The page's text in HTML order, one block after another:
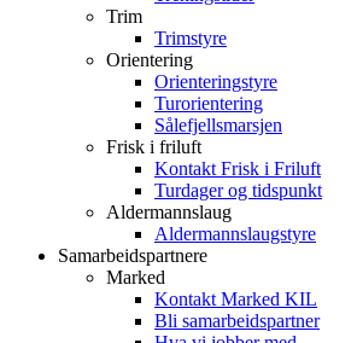
Trim
Trimstyre
Orientering
Orienteringstyre
Turorientering
Sålefjellsmarsjen
Frisk i friluft
Kontakt Frisk i Friluft
Turdager og tidspunkt
Aldermannslaug
Aldermannslaugstyre
Samarbeidspartnere
Marked
Kontakt Marked KIL
Bli samarbeidspartner